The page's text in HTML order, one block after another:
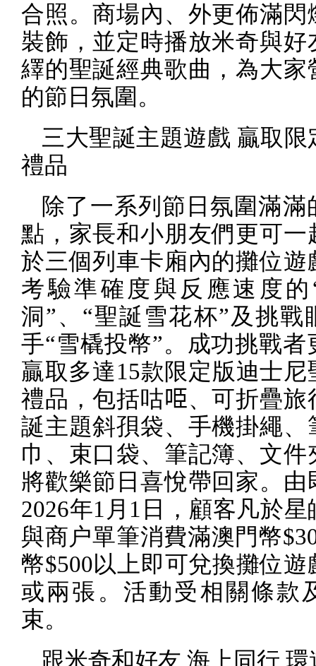
合照。商場內、外更佈滿閃
裝飾，並定時播放米奇與好
繹的聖誕經典歌曲，為大家
的節日氛圍。
三大聖誕主題遊戲 贏取限
禮品
除了一系列節日氛圍滿滿
點，家長和小朋友們更可一
於三個列車卡廂內的攤位遊
考驗準確度與反應速度的
洞”、“聖誕雪花杯”及挑戰
手“雪橇投幣”。成功挑戰者
贏取多達15款限定版迪士尼
禮品，包括咕𠱸、可折疊旅
誕主題斜孭袋、手機掛繩、
巾、束口袋、筆記簿、文件
將歡樂節日喜悅帶回家。由
2026年1 月 1 日，顧客凡於星
與商户單筆消費滿澳門幣
幣$500以上即可兌換攤位遊
或兩張。活動受相關條款
束。
跟米奇和好友 海上同行 環